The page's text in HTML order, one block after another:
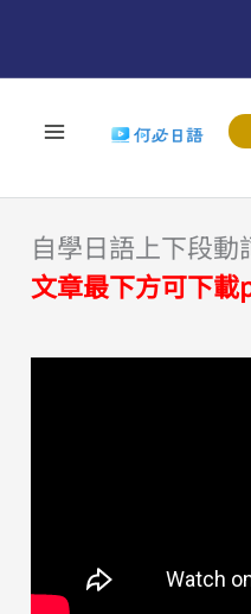
自學日語上下段
文章最下方可下